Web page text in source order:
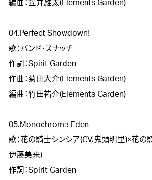
編曲：笠井雄太(Elements Garden)
04.Perfect Showdown!
歌：バンド・スナッチ
作詞：Spirit Garden
作曲：菊田大介(Elements Garden)
編曲：竹田祐介(Elements Garden)
05.Monochrome Eden
歌：花の騎士シンシア(CV.鬼頭明里)×花の
伊藤美来)
作詞：Spirit Garden